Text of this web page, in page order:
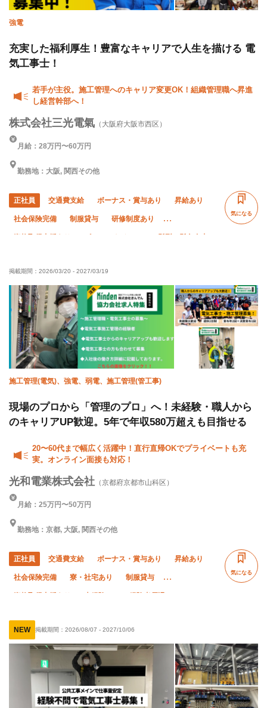
強電
充実した福利厚生！豊富なキャリアで人生を描ける 電
気工事士！
若手が主役。施工管理へのキャリア変更OK！組織管理職へ昇進
し経営幹部へ！
株式会社三光電氣 （大阪府大阪市西区）
月給：28万円〜60万円
勤務地：大阪, 関西その他
正社員 交通費支給 ボーナス・賞与あり 昇給あり
社会保険完備 制服貸与 研修制度あり
資格取得支援あり ピアス・ネイルOK 髪型・髪色自由
直帰・直行OK 土日休み
車・バイク通勤OK
気になる
掲載期間： 2026/03/20 - 2027/03/19
施工管理(電気)、強電、弱電、施工管理(管工事)
現場のプロから「管理のプロ」へ！未経験・職人から
のキャリアUP歓迎。5年で年収580万超えも目指せる
20〜60代まで幅広く活躍中！直行直帰OKでプライベートも充
実。オンライン面接も対応！
光和電業株式会社 （京都府京都市山科区）
月給：25万円〜50万円
勤務地：京都, 大阪, 関西その他
正社員 交通費支給 ボーナス・賞与あり 昇給あり
社会保険完備 寮・社宅あり 制服貸与
直帰・直行OK 夏季休暇 年末年始休暇
車・バイク通勤OK 転勤なし
気になる
NEW 掲載期間： 2026/08/07 - 2027/10/06